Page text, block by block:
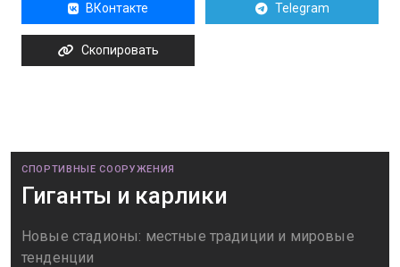
ВКонтакте Telegram
Скопировать
СПОРТИВНЫЕ СООРУЖЕНИЯ
Гиганты и карлики
Новые стадионы: местные традиции и мировые
тенденции